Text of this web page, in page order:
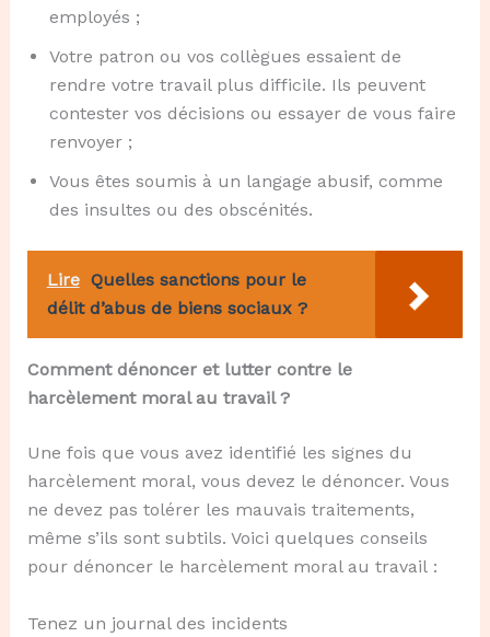
employés ;
Votre patron ou vos collègues essaient de
rendre votre travail plus difficile. Ils peuvent
contester vos décisions ou essayer de vous faire
renvoyer ;
Vous êtes soumis à un langage abusif, comme
des insultes ou des obscénités.
Lire Quelles sanctions pour le
délit d’abus de biens sociaux ?
Comment dénoncer et lutter contre le
harcèlement moral au travail ?
Une fois que vous avez identifié les signes du
harcèlement moral, vous devez le dénoncer. Vous
ne devez pas tolérer les mauvais traitements,
même s’ils sont subtils. Voici quelques conseils
pour dénoncer le harcèlement moral au travail :
Tenez un journal des incidents